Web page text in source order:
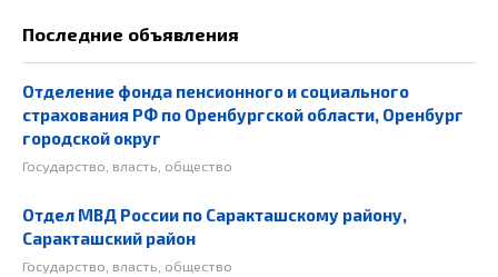
Последние объявления
Отделение фонда пенсионного и социального
страхования РФ по Оренбургской области, Оренбург
городской округ
Государство, власть, общество
Отдел МВД России по Саракташскому району,
Саракташский район
Государство, власть, общество